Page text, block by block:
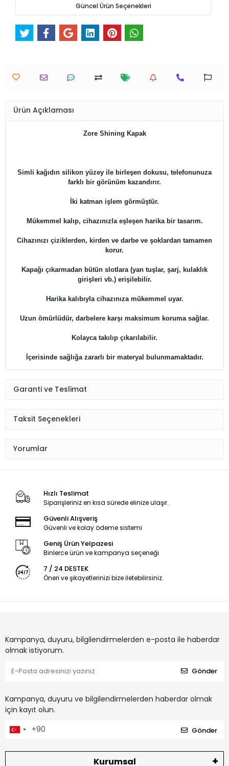
Güncel Ürün Seçenekleri
Ürün Açıklaması
Zore Shining Kapak
Simli kağıdın silikon yüzey ile birleşen dokusu, telefonunuza
farklı bir görünüm kazandırır.
İki katman işlem görmüştür.
Mükemmel kalıp, cihazınızla eşleşen harika bir tasarım.
Cihazınızı çiziklerden, kirden ve darbe ve şoklardan tamamen
korur.
Kapağı çıkarmadan bütün slotlara (yan tuşlar, şarj, kulaklık
girişleri vb.) erişilebilir.
Harika kalıbıyla cihazınıza mükemmel uyar.
Uzun ömürlüdür, darbelere karşı maksimum koruma sağlar.
Kolayca takılıp çıkarılabilir.
İçerisinde sağlığa zararlı bir materyal bulunmamaktadır.
Garanti ve Teslimat
Taksit Seçenekleri
Yorumlar
Hızlı Teslimat
Siparişleriniz en kısa sürede elinize ulaşır.
Güvenli Alışveriş
Güvenli ve kolay ödeme sistemi
Geniş Ürün Yelpazesi
Binlerce ürün ve kampanya seçeneği
7 / 24 DESTEK
Öneri ve şikayetlerinizi bize iletebilirsiniz.
Kampanya, duyuru, bilgilendirmelerden e-posta ile haberdar
olmak istiyorum.
Gönder
Kampanya, duyuru ve bilgilendirmelerden haberdar olmak
için kayıt olun.
Gönder
Kurumsal